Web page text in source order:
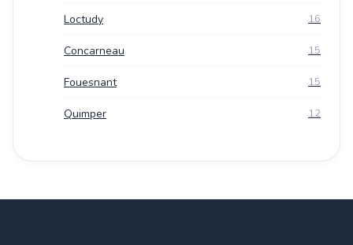
Loctudy 16
Concarneau 15
Fouesnant 15
Quimper 12